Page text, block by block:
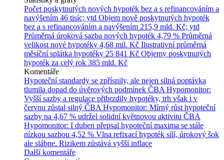
Počet poskytnutých nových hypoték bez a s refinancováním a
navýšením 46 tisíc; ytd Objem nově poskytnutých hypoték
bez a s refinancováním a navýšením 215,9 mld. Kč; ytd
Průměrná úroková sazba nových hypoték 4,79 % Průměrná
velikost nové hypotéky 4,68 mil. Kč Ilustrativní průměrná
měsíční splátka hypotéky 25 841 Kč Objemy poskytnutých
hypoték za celý rok 385 mld. Kč
Komentáře
Hypoteční standardy se zpřísnily, ale nejen silná poptávka
tlumila dopad do úvěrových podmínek ČBA Hypomonitor:
Vyšší sazby a regulace přibrzdily hypotéky, trh však i v
červnu zůstal silný ČBA Hypomonitor: Mírný růst hypoteční
sazby na 4,67 % udržel solidní květnovou aktivitu ČBA
Hypomonitor: I duben přepsal hypoteční maxima se stále
nízkou sazbou 4,52 % Vlna refixací hypoték sílí, úrokový šok
ale slábne. Rizikem zůstává vyšší inflace
Další komentáře